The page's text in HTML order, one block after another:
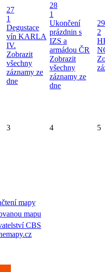
27
1
Degustace
vín KARLA
IV.
Zobrazit
všechny
záznamy ze
dne
28
1
Ukončení
prázdnin s
IZS a
armádou ČR
Zobrazit
všechny
záznamy ze
dne
29
2
3 4 5
mapy
CBS